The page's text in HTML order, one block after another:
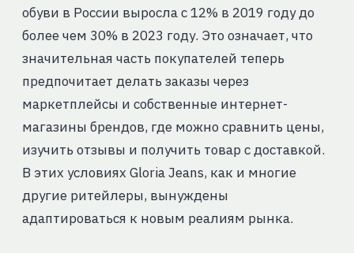
обуви в России выросла с 12% в 2019 году до
более чем 30% в 2023 году. Это означает, что
значительная часть покупателей теперь
предпочитает делать заказы через
маркетплейсы и собственные интернет-
магазины брендов, где можно сравнить цены,
изучить отзывы и получить товар с доставкой.
В этих условиях Gloria Jeans, как и многие
другие ритейлеры, вынуждены
адаптироваться к новым реалиям рынка.